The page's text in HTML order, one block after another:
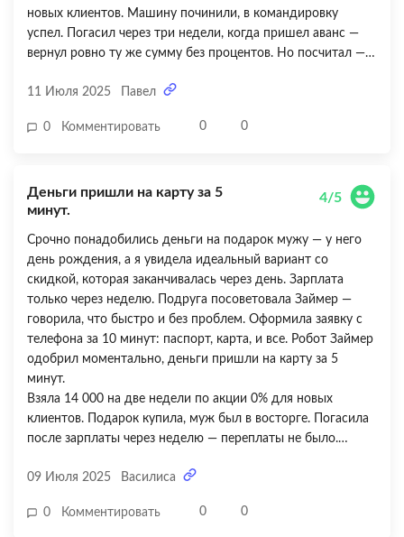
новых клиентов. Машину починили, в командировку
успел. Погасил через три недели, когда пришел аванс —
вернул ровно ту же сумму без процентов. Но посчитал —
переплата была бы ощутимая, около 4-5 тысяч. Поэтому
Ставлю 4 из 5 — за скорость и удобство 5, но за высокую
11 Июля 2025 Павел
0 Комментировать 0 0
Деньги пришли на карту за 5
минут.
4/5
Срочно понадобились деньги на подарок мужу — у него
день рождения, а я увидела идеальный вариант со
скидкой, которая заканчивалась через день. Зарплата
только через неделю. Подруга посоветовала Займер —
говорила, что быстро и без проблем. Оформила заявку с
телефона за 10 минут: паспорт, карта, и все. Робот Займер
одобрил моментально, деньги пришли на карту за 5
минут.
Взяла 14 000 на две недели по акции 0% для новых
клиентов. Подарок купила, муж был в восторге. Погасила
после зарплаты через неделю — переплаты не было.
дату погашения, потому что никаких напоминаний не
ставить. Было бы удобно, если бы приходили смс или
09 Июля 2025 Василиса
0 Комментировать 0 0